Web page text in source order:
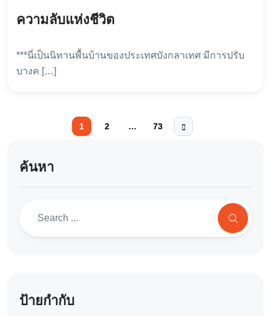
ความลับแห่งชีวิต
***นี่เป็นนิทานพื้นบ้านของประเทศบังกลาเทศ มีการปรับ
บางค […]
1 2 … 73
ค้นหา
ป้ายกำกับ